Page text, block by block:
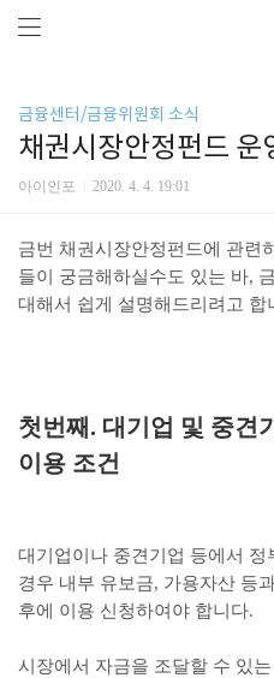
금융센터/금융위원회 소식
채권시장안정펀드 운
아이인포 2020. 4. 4. 19:01
금번 채권시장안정펀드에 관련
들이 궁금해하실수도 있는 바,
대해서 쉽게 설명해드리려고 합
첫번째. 대기업 및 중견
이용 조건
대기업이나 중견기업 등에서
경우 내부 유보금, 가용자산 등
후에 이용 신청하여야 합니다.
시장에서 자금을 조달할 수 있